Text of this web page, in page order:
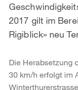
2017 gilt im
Rigiblick» neu
Die Herabsetzung
30 km/h erfolgt im